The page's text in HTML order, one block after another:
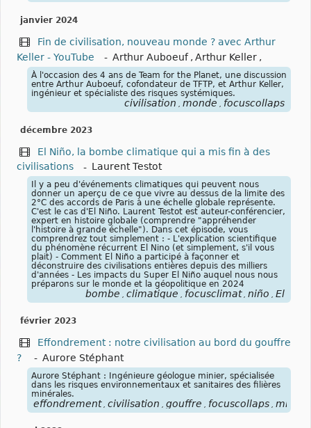
janvier 2024
Fin de civilisation, nouveau monde ? avec Arthur
Keller - YouTube
- Arthur Auboeuf , Arthur Keller ,
À l'occasion des 4 ans de Team for the Planet, une discussion
entre Arthur Auboeuf, cofondateur de TFTP, et Arthur Keller,
ingénieur et spécialiste des risques systémiques.
civilisation monde focuscollaps
décembre 2023
El Niño, la bombe climatique qui a mis fin à des
civilisations
- Laurent Testot
Il y a peu d'événements climatiques qui peuvent nous
donner un aperçu de ce que vivre au dessus de la limite des
2°C des accords de Paris à une échelle globale représente.
C'est le cas d'El Niño. Laurent Testot est auteur-conférencier,
expert en histoire globale (comprendre "appréhender
l'histoire à grande échelle"). Dans cet épisode, vous
comprendrez tout simplement : - L'explication scientifique
du phénomène récurrent El Nino (et simplement, s'il vous
plait) - Comment El Niño a participé à façonner et
déconstruire des civilisations entières depuis des milliers
d'années - Les impacts du Super El Niño auquel nous nous
préparons sur le monde et la géopolitique en 2024
bombe , climatique , focusclimat , niño , El
février 2023
Effondrement : notre civilisation au bord du gouffre
?
- Aurore Stéphant
Aurore Stéphant : Ingénieure géologue minier, spécialisée
dans les risques environnementaux et sanitaires des filières
minérales.
effondrement civilisation gouffre focuscollaps mines